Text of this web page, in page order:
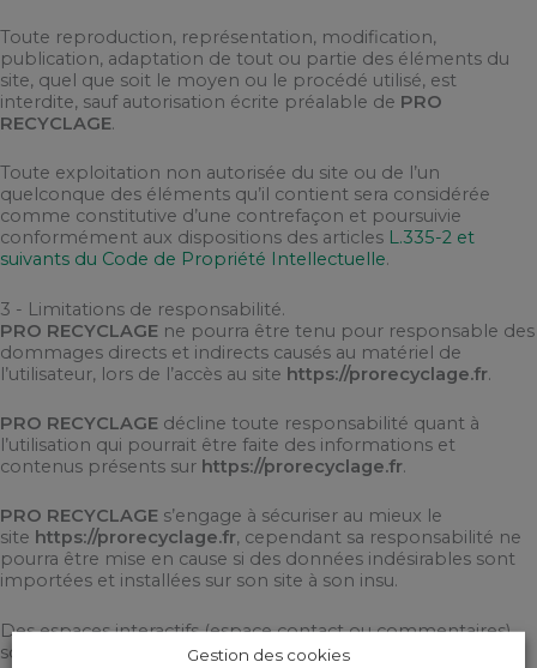
Toute reproduction, représentation, modification,
publication, adaptation de tout ou partie des éléments du
site, quel que soit le moyen ou le procédé utilisé, est
interdite, sauf autorisation écrite préalable de PRO
RECYCLAGE.
Toute exploitation non autorisée du site ou de l’un
quelconque des éléments qu’il contient sera considérée
comme constitutive d’une contrefaçon et poursuivie
conformément aux dispositions des articles L.335-2 et
suivants du Code de Propriété Intellectuelle.
3 - Limitations de responsabilité.
PRO RECYCLAGE ne pourra être tenu pour responsable des
dommages directs et indirects causés au matériel de
l’utilisateur, lors de l’accès au site https://prorecyclage.fr.
PRO RECYCLAGE décline toute responsabilité quant à
l’utilisation qui pourrait être faite des informations et
contenus présents sur https://prorecyclage.fr.
PRO RECYCLAGE s’engage à sécuriser au mieux le
site https://prorecyclage.fr, cependant sa responsabilité ne
pourra être mise en cause si des données indésirables sont
importées et installées sur son site à son insu.
Des espaces interactifs (espace contact ou commentaires)
sont à la disposition des utilisateurs.PRO RECYCLAGE
Gestion des cookies